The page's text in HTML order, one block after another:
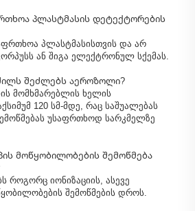
პლასტმასის დეტექტორების
პლასტმასისთვის და არ
ან შიგა ელექტრონულ სქემას.
შეძლებს აეროზოლი?
მომხმარებლის ხელის
120 სმ-მდე, რაც საშუალებას
უსაფრთხოდ სარკმელზე
მოწყობილობების შემოწმება
როგორც იონიზაციის, ასევე
შემოწმების დროს.